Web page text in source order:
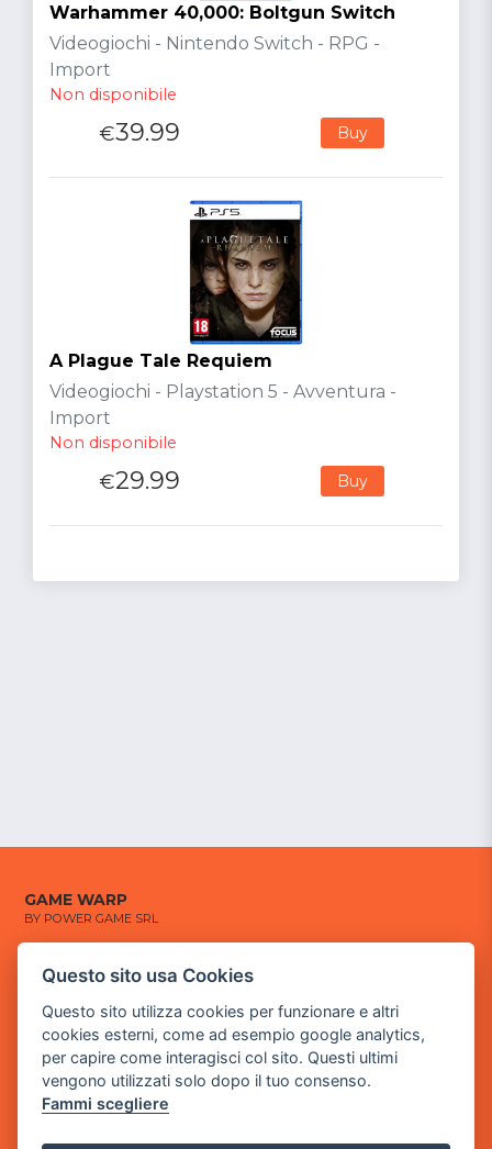
Warhammer 40,000: Boltgun Switch
Videogiochi - Nintendo Switch - RPG -
Import
Non disponibile
€39.99 Buy
A Plague Tale Requiem
Videogiochi - Playstation 5 - Avventura -
Import
Non disponibile
€29.99 Buy
GAME WARP
BY POWER GAME SRL
Sede Legale
- 25014 Castenedolo, Brescia
Sede Operativa
via Industriale, 2 - 25082 Botticino, BS
Partita iva 03308130982
Cod. SDI: USAL8PV
Questo sito usa Cookies
Questo sito utilizza cookies per funzionare e altri
cookies esterni, come ad esempio google analytics,
per capire come interagisci col sito. Questi ultimi
vengono utilizzati solo dopo il tuo consenso.
Fammi scegliere